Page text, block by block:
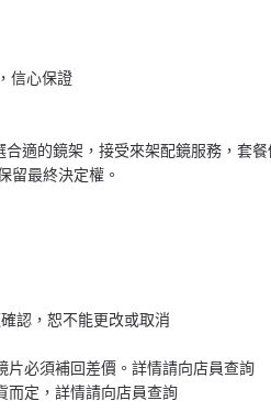
信心保證
適的鏡架，接受來架配鏡服務，套
留最終決定權。
認，恕不能更改或取消
片必須補回差價。詳情請向店員查詢
而定，詳情請向店員查詢